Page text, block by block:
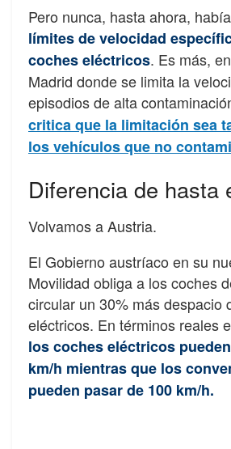
Pero nunca, hasta ahora,
límites de velocidad
coches eléctricos. Es más,
Madrid donde se limita la
episodios de alta
critica que la limitación sea
los vehículos que no
Diferencia de hasta
Volvamos a Austria.
El Gobierno austríaco en su
Movilidad obliga a los coches
circular un 30% más despacio
eléctricos. En términos reales
los coches eléctricos
km/h mientras que los
pueden pasar de 100 km/h.